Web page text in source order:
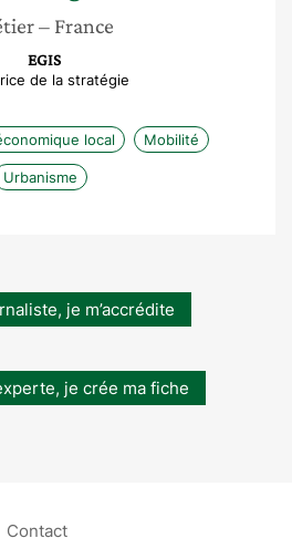
– France
EGIS
de la stratégie
local Mobilité
Urbanisme
je m’accrédite
je crée ma fiche
Contact